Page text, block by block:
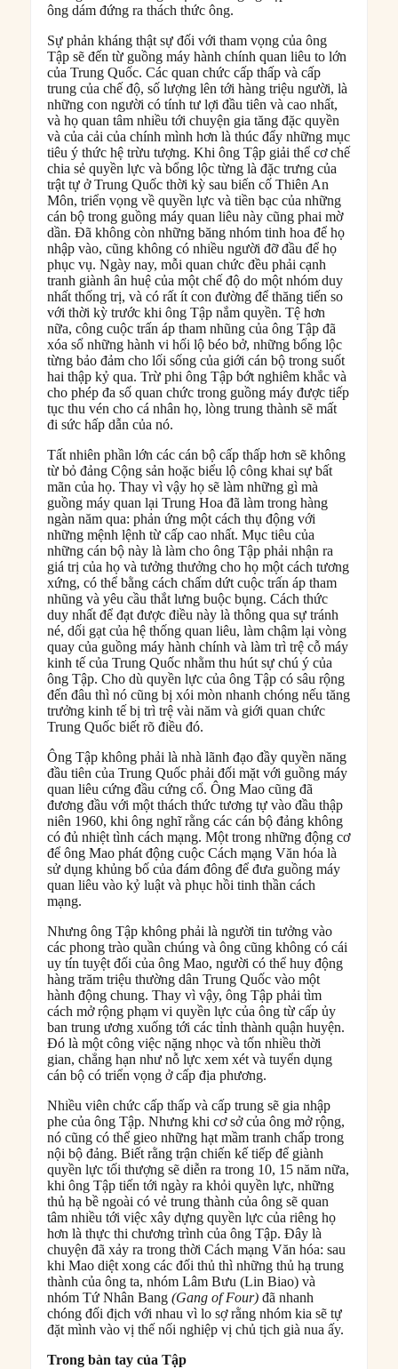
ông dám đứng ra thách thức ông.
Sự phản kháng thật sự đối với tham vọng của ông
Tập sẽ đến từ guồng máy hành chính quan liêu to lớn
của Trung Quốc. Các quan chức cấp thấp và cấp
trung của chế độ, số lượng lên tới hàng triệu người, là
những con người có tính tư lợi đầu tiên và cao nhất,
và họ quan tâm nhiều tới chuyện gia tăng đặc quyền
và của cải của chính mình hơn là thúc đẩy những mục
tiêu ý thức hệ trừu tượng. Khi ông Tập giải thể cơ chế
chia sẻ quyền lực và bổng lộc từng là đặc trưng của
trật tự ở Trung Quốc thời kỳ sau biến cố Thiên An
Môn, triển vọng về quyền lực và tiền bạc của những
cán bộ trong guồng máy quan liêu này cũng phai mờ
dần. Đã không còn những băng nhóm tinh hoa để họ
nhập vào, cũng không có nhiều người đỡ đầu để họ
phục vụ. Ngày nay, mỗi quan chức đều phải cạnh
tranh giành ân huệ của một chế độ do một nhóm duy
nhất thống trị, và có rất ít con đường để thăng tiến so
với thời kỳ trước khi ông Tập nắm quyền. Tệ hơn
nữa, công cuộc trấn áp tham nhũng của ông Tập đã
xóa sổ những hành vi hối lộ béo bở, những bổng lộc
từng bảo đảm cho lối sống của giới cán bộ trong suốt
hai thập kỷ qua. Trừ phi ông Tập bớt nghiêm khắc và
cho phép đa số quan chức trong guồng máy được tiếp
tục thu vén cho cá nhân họ, lòng trung thành sẽ mất
đi sức hấp dẫn của nó.
Tất nhiên phần lớn các cán bộ cấp thấp hơn sẽ không
từ bỏ đảng Cộng sản hoặc biểu lộ công khai sự bất
mãn của họ. Thay vì vậy họ sẽ làm những gì mà
guồng máy quan lại Trung Hoa đã làm trong hàng
ngàn năm qua: phản ứng một cách thụ động với
những mệnh lệnh từ cấp cao nhất. Mục tiêu của
những cán bộ này là làm cho ông Tập phải nhận ra
giá trị của họ và tưởng thưởng cho họ một cách tương
xứng, có thể bằng cách chấm dứt cuộc trấn áp tham
nhũng và yêu cầu thắt lưng buộc bụng. Cách thức
duy nhất để đạt được điều này là thông qua sự tránh
né, dối gạt của hệ thống quan liêu, làm chậm lại vòng
quay của guồng máy hành chính và làm trì trệ cỗ máy
kinh tế của Trung Quốc nhằm thu hút sự chú ý của
ông Tập. Cho dù quyền lực của ông Tập có sâu rộng
đến đâu thì nó cũng bị xói mòn nhanh chóng nếu tăng
trưởng kinh tế bị trì trệ vài năm và giới quan chức
Trung Quốc biết rõ điều đó.
Ông Tập không phải là nhà lãnh đạo đầy quyền năng
đầu tiên của Trung Quốc phải đối mặt với guồng máy
quan liêu cứng đầu cứng cổ. Ông Mao cũng đã
đương đầu với một thách thức tương tự vào đầu thập
niên 1960, khi ông nghĩ rằng các cán bộ đảng không
có đủ nhiệt tình cách mạng. Một trong những động cơ
để ông Mao phát động cuộc Cách mạng Văn hóa là
sử dụng khủng bố của đám đông để đưa guồng máy
quan liêu vào kỷ luật và phục hồi tinh thần cách
mạng.
Nhưng ông Tập không phải là người tin tưởng vào
các phong trào quần chúng và ông cũng không có cái
uy tín tuyệt đối của ông Mao, người có thể huy động
hàng trăm triệu thường dân Trung Quốc vào một
hành động chung. Thay vì vậy, ông Tập phải tìm
cách mở rộng phạm vi quyền lực của ông từ cấp ủy
ban trung ương xuống tới các tỉnh thành quận huyện.
Đó là một công việc nặng nhọc và tốn nhiều thời
gian, chẳng hạn như nỗ lực xem xét và tuyển dụng
cán bộ có triển vọng ở cấp địa phương.
Nhiều viên chức cấp thấp và cấp trung sẽ gia nhập
phe của ông Tập. Nhưng khi cơ sở của ông mở rộng,
nó cũng có thể gieo những hạt mầm tranh chấp trong
nội bộ đảng. Biết rằng trận chiến kế tiếp để giành
quyền lực tối thượng sẽ diễn ra trong 10, 15 năm nữa,
khi ông Tập tiến tới ngày ra khỏi quyền lực, những
thủ hạ bề ngoài có vẻ trung thành của ông sẽ quan
tâm nhiều tới việc xây dựng quyền lực của riêng họ
hơn là thực thi chương trình của ông Tập. Đây là
chuyện đã xảy ra trong thời Cách mạng Văn hóa: sau
khi Mao diệt xong các đối thủ thì những thủ hạ trung
thành của ông ta, nhóm Lâm Bưu (Lin Biao) và
nhóm Tứ Nhân Bang(Gang of Four) đã nhanh
chóng đối địch với nhau vì lo sợ rằng nhóm kia sẽ tự
đặt mình vào vị thế nối nghiệp vị chủ tịch già nua ấy.
Trong bàn tay của Tập